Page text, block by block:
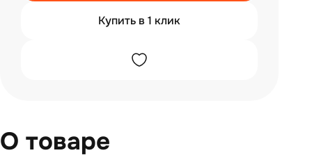
Купить в 1 клик
О товаре